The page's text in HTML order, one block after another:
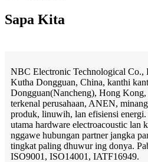
Sapa Kita
NBC Electronic Technological Co.,
Kutha Dongguan, China, kanthi
Dongguan(Nancheng), Hong Kong,
terkenal perusahaan, ANEN,
produk, linuwih, lan efisiensi
utama hardware electroacoustic lan
nggawe hubungan partner jangka
tingkat paling dhuwur ing donya.
ISO9001, ISO14001, IATF16949.